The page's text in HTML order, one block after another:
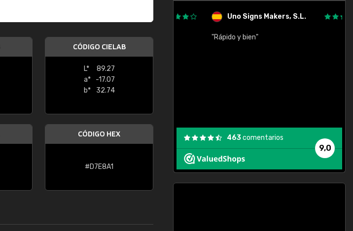
CÓDIGO CIELAB
L*
89.27
a*
-17.07
b*
32.74
CÓDIGO HEX
#D7E8A1
"Buen servicio. No obstante No es fácil
encontrar/comprar lo que se busca"
Uno Signs Makers, S.L.
"Rápido y bien"
9,0
463comentarios